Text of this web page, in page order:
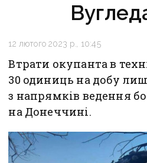
12 лютого 2023 р., 10:45
Втрати окупанта в
30 одиниць на добу
з напрямків ведення
на Донеччині.